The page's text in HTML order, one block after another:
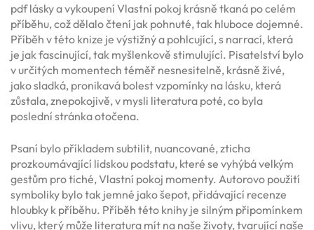
pdf lásky a vykoupení Vlastní pokoj krásně tkaná po celém
příběhu, což dělalo čtení jak pohnuté, tak hluboce dojemné.
Příběh v této knize je výstižný a pohlcující, s narrací, která
je jak fascinující, tak myšlenkově stimulující. Pisatelství bylo
v určitých momentech téměř nesnesitelně, krásně živé,
jako sladká, pronikavá bolest vzpomínky na lásku, která
zůstala, znepokojivě, v mysli literatura poté, co byla
poslední stránka otočena.
Psaní bylo příkladem subtilit, nuancované, zticha
prozkoumávající lidskou podstatu, které se vyhýbá velkým
gestům pro tiché, Vlastní pokoj momenty. Autorovo použití
symboliky bylo tak jemné jako šepot, přidávající recenze
hloubky k příběhu. Příběh této knihy je silným připomínkem
vlivu, který může literatura mít na naše životy, tvarující naše